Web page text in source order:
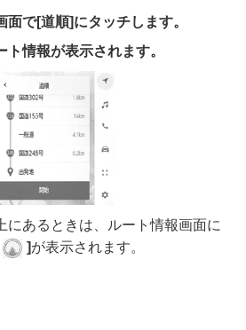
面で[‍道順‍]にタッチします。
ト情報が表示されます。
にあるときは、ルート情報画面に
‍]が表示されます。